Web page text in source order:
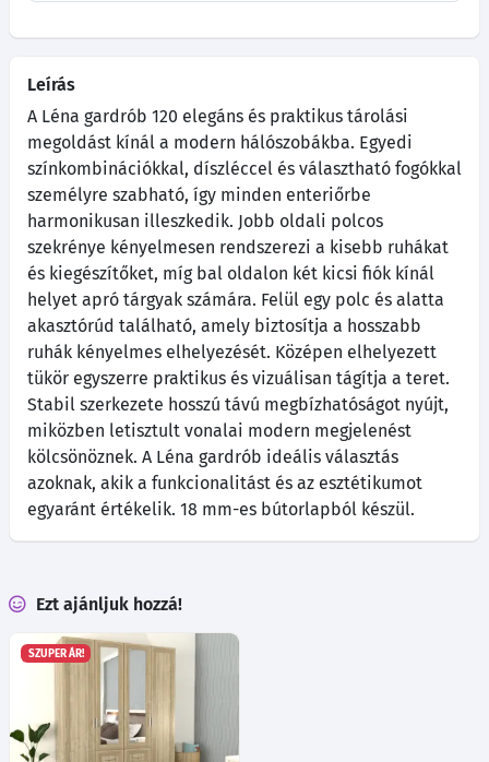
Leírás
A Léna gardrób 120 elegáns és praktikus tárolási
megoldást kínál a modern hálószobákba. Egyedi
színkombinációkkal, díszléccel és választható fogókkal
személyre szabható, így minden enteriőrbe
harmonikusan illeszkedik. Jobb oldali polcos
szekrénye kényelmesen rendszerezi a kisebb ruhákat
és kiegészítőket, míg bal oldalon két kicsi fiók kínál
helyet apró tárgyak számára. Felül egy polc és alatta
akasztórúd található, amely biztosítja a hosszabb
ruhák kényelmes elhelyezését. Középen elhelyezett
tükör egyszerre praktikus és vizuálisan tágítja a teret.
Stabil szerkezete hosszú távú megbízhatóságot nyújt,
miközben letisztult vonalai modern megjelenést
kölcsönöznek. A Léna gardrób ideális választás
azoknak, akik a funkcionalitást és az esztétikumot
egyaránt értékelik. 18 mm-es bútorlapból készül.
Ezt ajánljuk hozzá!
SZUPER ÁR!